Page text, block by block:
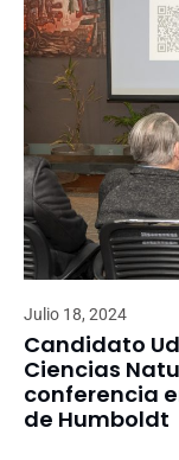
Julio 18, 2024
Candidato
Ciencias
conferencia
de Humboldt